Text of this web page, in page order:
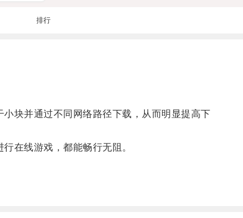
排行
块并通过不同网络路径下载，从而明显提高下
在线游戏，都能畅行无阻。